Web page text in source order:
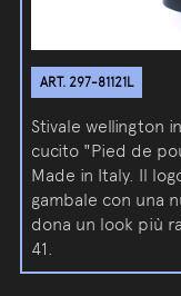
ART. 297-81121L
Stivale wellington
cucito "Pied de
Made in Italy. Il
gambale con una
dona un look più
41.